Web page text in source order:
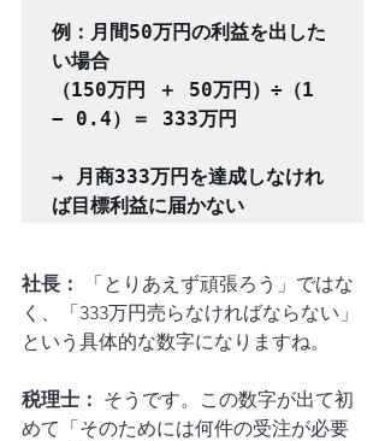
例：月間50万円の利益を出した
い場合
（150万円 ＋ 50万円）÷（1
− 0.4）＝ 333万円
→ 月商333万円を達成しなけれ
社長：
「とりあえず頑張ろう」ではな
く、「333万円売らなければならない」
という具体的な数字になりますね。
税理士： そうです。この数字が出て初
めて「そのためには何件の受注が必要